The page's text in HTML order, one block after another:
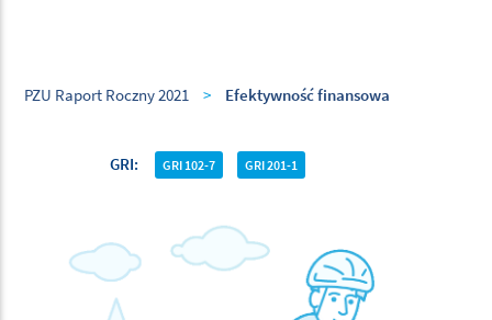
PZU Raport Roczny 2021 > Efektywność finansowa
GRI GRI 102-7 GRI 201-1